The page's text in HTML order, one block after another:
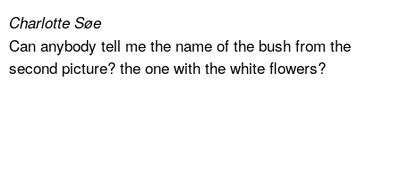
Charlotte Søe
Can anybody tell me the name of the bush from the
second picture? the one with the white flowers?